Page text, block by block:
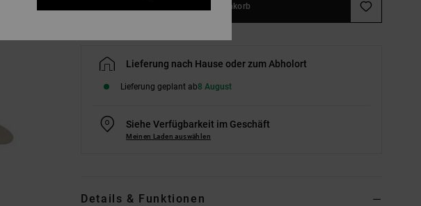
In den Warenkorb
Lieferung nach Hause oder zum Abholort
Lieferung geplant ab8 August
Siehe Verfügbarkeit im Geschäft
Meinen Laden auswählen
Details & Funktionen